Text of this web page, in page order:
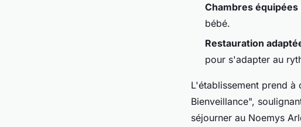
Chambres équipées
bébé.
Restauration
pour s'adapter au
L'établissement prend
Bienveillance",
séjourner au Noemys